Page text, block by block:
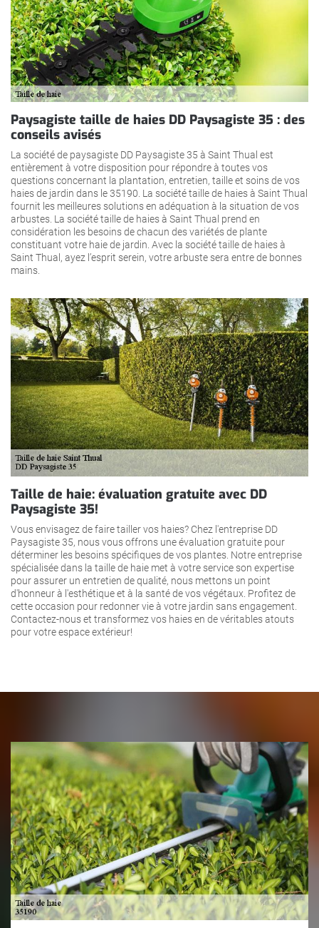
Paysagiste taille de haies DD Paysagiste 35 : des
conseils avisés
La société de paysagiste DD Paysagiste 35 à Saint Thual est
entièrement à votre disposition pour répondre à toutes vos
questions concernant la plantation, entretien, taille et soins de vos
haies de jardin dans le 35190. La société taille de haies à Saint Thual
fournit les meilleures solutions en adéquation à la situation de vos
arbustes. La société taille de haies à Saint Thual prend en
considération les besoins de chacun des variétés de plante
constituant votre haie de jardin. Avec la société taille de haies à
Saint Thual, ayez l’esprit serein, votre arbuste sera entre de bonnes
mains.
Taille de haie: évaluation gratuite avec DD
Paysagiste 35!
Vous envisagez de faire tailler vos haies? Chez l'entreprise DD
Paysagiste 35, nous vous offrons une évaluation gratuite pour
déterminer les besoins spécifiques de vos plantes. Notre entreprise
spécialisée dans la taille de haie met à votre service son expertise
pour assurer un entretien de qualité, nous mettons un point
d'honneur à l'esthétique et à la santé de vos végétaux. Profitez de
cette occasion pour redonner vie à votre jardin sans engagement.
Contactez-nous et transformez vos haies en de véritables atouts
pour votre espace extérieur!